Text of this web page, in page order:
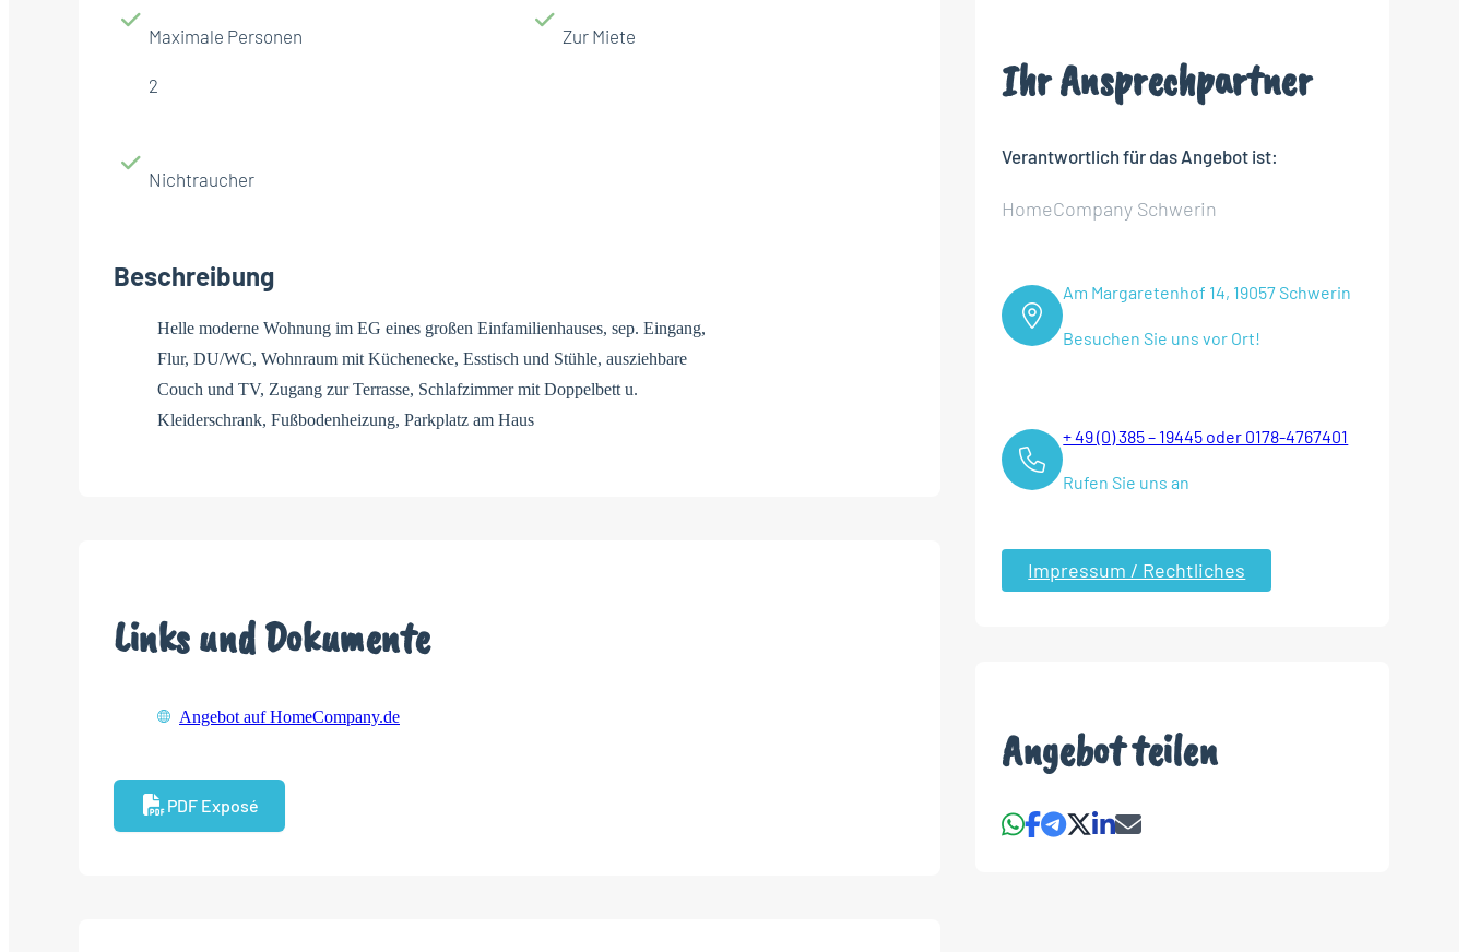
Maximale Personen
2
Zur Miete
Nichtraucher
Beschreibung
Helle moderne Wohnung im EG eines großen Einfamilienhauses, sep. Eingang,
Flur, DU/WC, Wohnraum mit Küchenecke, Esstisch und Stühle, ausziehbare
Couch und TV, Zugang zur Terrasse, Schlafzimmer mit Doppelbett u.
Kleiderschrank, Fußbodenheizung, Parkplatz am Haus
Links und Dokumente
Angebot auf HomeCompany.de
PDF Exposé
Ihr Ansprechpartner
Verantwortlich für das Angebot ist:
HomeCompany Schwerin
Am Margaretenhof 14, 19057 Schwerin
Besuchen Sie uns vor Ort!
+ 49 (0) 385 – 19445 oder 0178-4767401
Rufen Sie uns an
Impressum / Rechtliches
Angebot teilen